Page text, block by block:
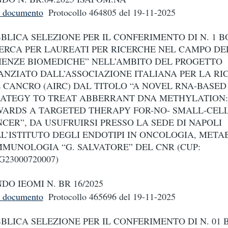
Protocollo 464805 del 19-11-2025
SELEZIONE PER IL CONFERIMENTO DI N. 1
PER LAUREATI PER RICERCHE NEL CAMPO
BIOMEDICHE” NELL’AMBITO DEL PROGETTO
DALL’ASSOCIAZIONE ITALIANA PER LA
CANCRO (AIRC) DAL TITOLO “A NOVEL RNA-BASED
TO TREAT ABBERRANT DNA METHYLATION:
A TARGETED THERAPY FOR-NO- SMALL-
DA USUFRUIRSI PRESSO LA SEDE DI NAPOLI
DEGLI ENDOTIPI IN ONCOLOGIA,
“G. SALVATORE” DEL CNR (CUP:
IEOMI N. BR 16/2025
Protocollo 465696 del 19-11-2025
SELEZIONE PER IL CONFERIMENTO DI N. 01